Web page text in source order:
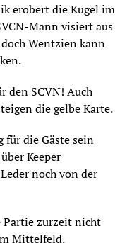
erobert die Kugel im
Mann visiert aus
Wentzien kann
den SCVN! Auch
die gelbe Karte.
für die Gäste sein
Keeper
noch von der
zurzeit nicht
Mittelfeld.